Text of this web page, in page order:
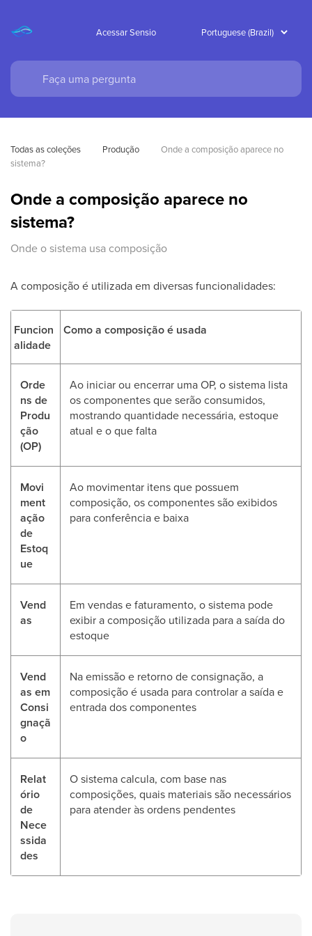
Acessar Sensio
Todas as coleções Produção
Onde a composição aparece no
sistema?
Onde a composição aparece no
sistema?
Onde o sistema usa composição
A composição é utilizada em diversas funcionalidades:
Funcion
alidade
Como a composição é usada
Orde
ns de
Produ
ção
(OP)
Ao iniciar ou encerrar uma OP, o sistema lista
os componentes que serão consumidos,
mostrando quantidade necessária, estoque
atual e o que falta
Movi
ment
ação
de
Estoq
ue
Ao movimentar itens que possuem
composição, os componentes são exibidos
para conferência e baixa
Vend
as
Em vendas e faturamento, o sistema pode
exibir a composição utilizada para a saída do
estoque
Vend
as em
Consi
gnaçã
o
Na emissão e retorno de consignação, a
composição é usada para controlar a saída e
entrada dos componentes
Relat
ório
de
Nece
ssida
des
O sistema calcula, com base nas
composições, quais materiais são necessários
para atender às ordens pendentes